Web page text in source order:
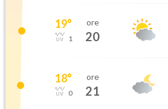
19°
1
ore
20
18°
0
ore
21